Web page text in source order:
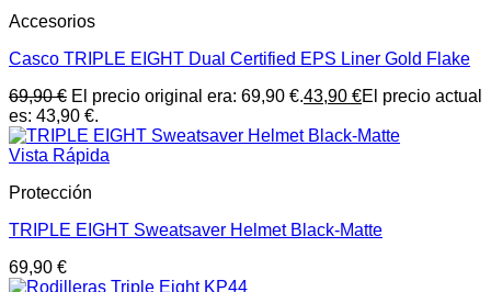
Accesorios
Casco TRIPLE EIGHT Dual Certified EPS Liner Gold Flake
69,90€ El precio original era: 69,90 €.43,90 €El precio actual
es: 43,90 €.
Vista Rápida
Protección
TRIPLE EIGHT Sweatsaver Helmet Black-Matte
69,90 €